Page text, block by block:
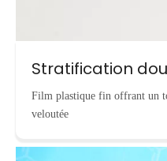
Stratification
Film plastique fin offrant un
veloutée